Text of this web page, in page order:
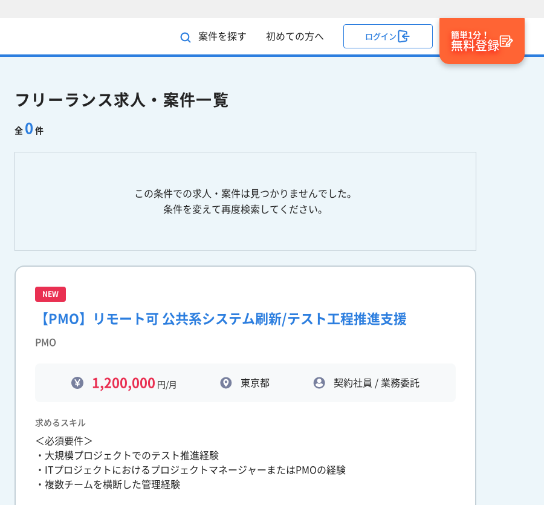
案件を探す 初めての方へ ログイン 簡単1分！
無料登録
フリーランス求人・案件一覧
全 0 件
この条件での求人・案件は見つかりませんでした。
条件を変えて再度検索してください。
NEW
【PMO】リモート可 公共系システム刷新/テスト工程推進支援
PMO
1,200,000 円/月 東京都 契約社員 / 業務委託
求めるスキル
＜必須要件＞
・大規模プロジェクトでのテスト推進経験
・ITプロジェクトにおけるプロジェクトマネージャーまたはPMOの経験
・複数チームを横断した管理経験